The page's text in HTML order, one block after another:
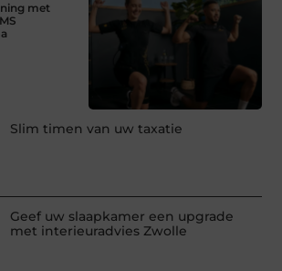
met
Slim timen van uw taxatie
Geef uw slaapkamer een upgrade
met interieuradvies Zwolle